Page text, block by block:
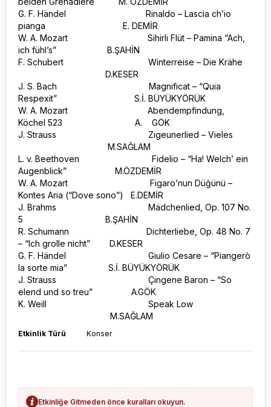
G. F. Händel Rinaldo – Lascia ch’io
pianga E. DEMİR
W. A. Mozart Sihirli Flüt – Pamina “Ach,
ich fühl’s” B.ŞAHİN
F. Schubert Winterreise – Die Krähe
D.KESER
J. S. Bach Magnificat – “Quia
Respexit” S.İ. BÜYÜKYÖRÜK
W. A. Mozart Abendempfindung,
Köchel 523 A. GÖK
J. Strauss Zigeunerlied – Vieles
M.SAĞLAM
L. v. Beethoven Fidelio – “Ha! Welch’ ein
Augenblick” M.ÖZDEMİR
W. A. Mozart Figaro’nun Düğünü –
Kontes Aria (“Dove sono”) E.DEMİR
J. Brahms Mädchenlied, Op. 107 No.
5 B.ŞAHİN
R. Schumann Dichterliebe, Op. 48 No. 7
– “Ich grolle nicht” D.KESER
G. F. Händel Giulio Cesare – “Piangerò
la sorte mia” S.İ. BÜYÜKYÖRÜK
J. Strauss Çingene Baron – “So
elend und so treu” A.GÖK
K. Weill Speak Low
M.SAĞLAM
Etkinlik Türü Konser
Etkinliğe Gitmeden önce kuralları okuyun.